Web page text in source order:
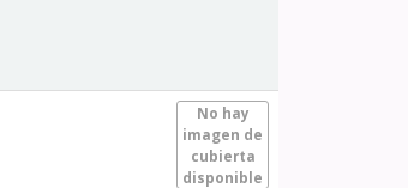
No hay
imagen de
cubierta
disponible